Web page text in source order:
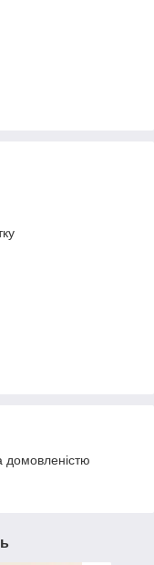
домовленістю